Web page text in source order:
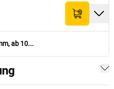
ab 10...